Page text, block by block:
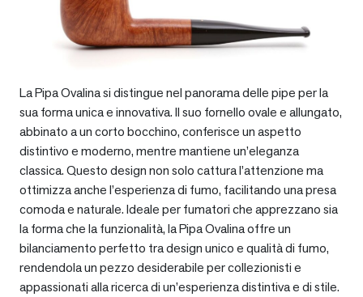
La Pipa Ovalina si distingue nel panorama delle pipe per la
sua forma unica e innovativa. Il suo fornello ovale e allungato,
abbinato a un corto bocchino, conferisce un aspetto
distintivo e moderno, mentre mantiene un’eleganza
classica. Questo design non solo cattura l’attenzione ma
ottimizza anche l’esperienza di fumo, facilitando una presa
comoda e naturale. Ideale per fumatori che apprezzano sia
la forma che la funzionalità, la Pipa Ovalina offre un
bilanciamento perfetto tra design unico e qualità di fumo,
rendendola un pezzo desiderabile per collezionisti e
appassionati alla ricerca di un’esperienza distintiva e di stile.